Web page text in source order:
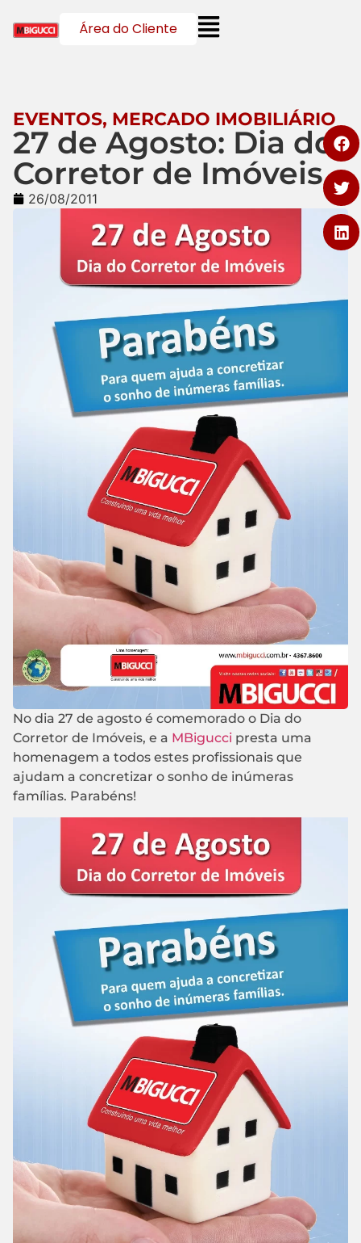
Área do Cliente
EVENTOS, MERCADO IMOBILIÁRIO
27 de Agosto: Dia do
Corretor de Imóveis
26/08/2011
No dia 27 de agosto é comemorado o Dia do
Corretor de Imóveis, e a MBigucci presta uma
homenagem a todos estes profissionais que
ajudam a concretizar o sonho de inúmeras
famílias. Parabéns!